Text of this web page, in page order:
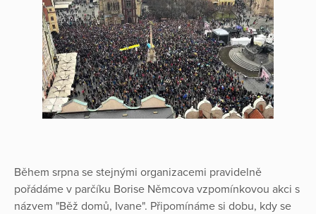
Během srpna se stejnými organizacemi pravidelně
pořádáme v parčíku Borise Němcova vzpomínkovou akci s
názvem "Běž domů, Ivane". Připomínáme si dobu, kdy se